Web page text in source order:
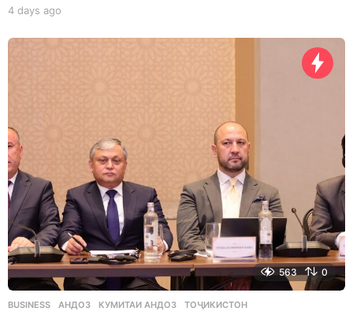
4 days ago
a
563 0
BUSINESS АНДОЗ ,КУМИТАИ АНДОЗ ,ТОҶИКИСТОН